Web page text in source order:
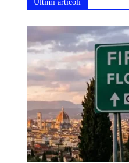
Ultimi articoli